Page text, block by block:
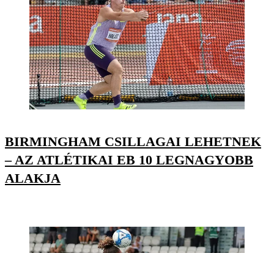
BIRMINGHAM CSILLAGAI LEHETNEK
– AZ ATLÉTIKAI EB 10 LEGNAGYOBB
ALAKJA